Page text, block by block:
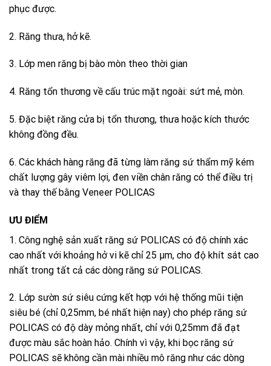
phục được.
2. Răng thưa, hở kẽ.
3. Lớp men răng bị bào mòn theo thời gian
4. Răng tổn thương về cấu trúc mặt ngoài: sứt mẻ, mòn.
5. Đặc biệt răng cửa bị tổn thương, thưa hoặc kích thước
không đồng đều.
6. Các khách hàng răng đã từng làm răng sứ thẩm mỹ kém
chất lượng gây viêm lợi, đen viền chân răng có thể điều trị
và thay thế bằng Veneer POLICAS
ƯU ĐIỂM
1. Công nghệ sản xuất răng sứ POLICAS có độ chính xác
cao nhất với khoảng hở vi kẽ chỉ 25 µm, cho độ khít sát cao
nhất trong tất cả các dòng răng sứ POLICAS.
2. Lớp sườn sứ siêu cứng kết hợp với hệ thống mũi tiện
siêu bé (chỉ 0,25mm, bé nhất hiện nay) cho phép răng sứ
POLICAS có độ dày mỏng nhất, chỉ với 0,25mm đã đạt
được màu sắc hoàn hảo. Chính vì vậy, khi bọc răng sứ
POLICAS sẽ không cần mài nhiều mô răng như các dòng